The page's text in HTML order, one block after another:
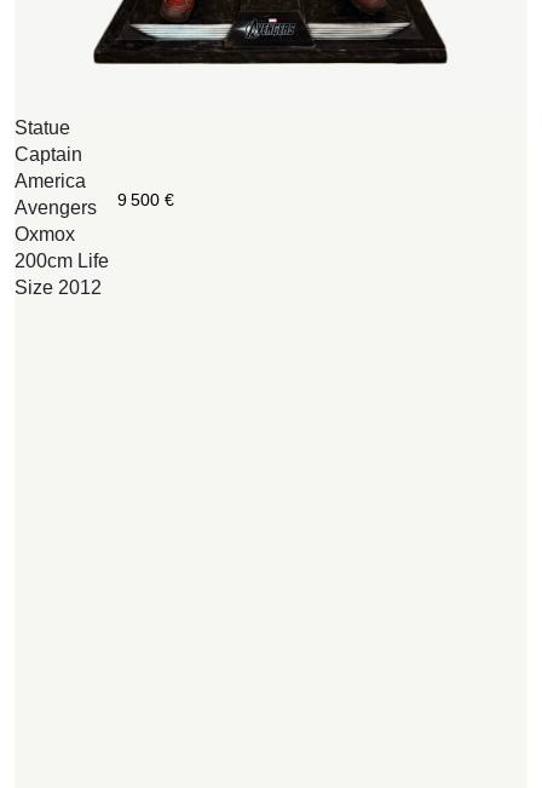
Statue
Captain
America
Avengers
Oxmox
200cm Life
Size 2012
9 500€